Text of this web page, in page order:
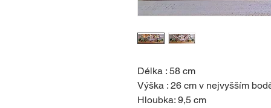
Délka : 58 cm
Výška : 26 cm v nejvyšším
Hloubka: 9,5 cm